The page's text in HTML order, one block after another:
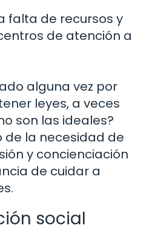
falta de recursos y
de atención a
alguna vez por
leyes, a veces
son las ideales?
de la necesidad de
y concienciación
de cuidar a
social